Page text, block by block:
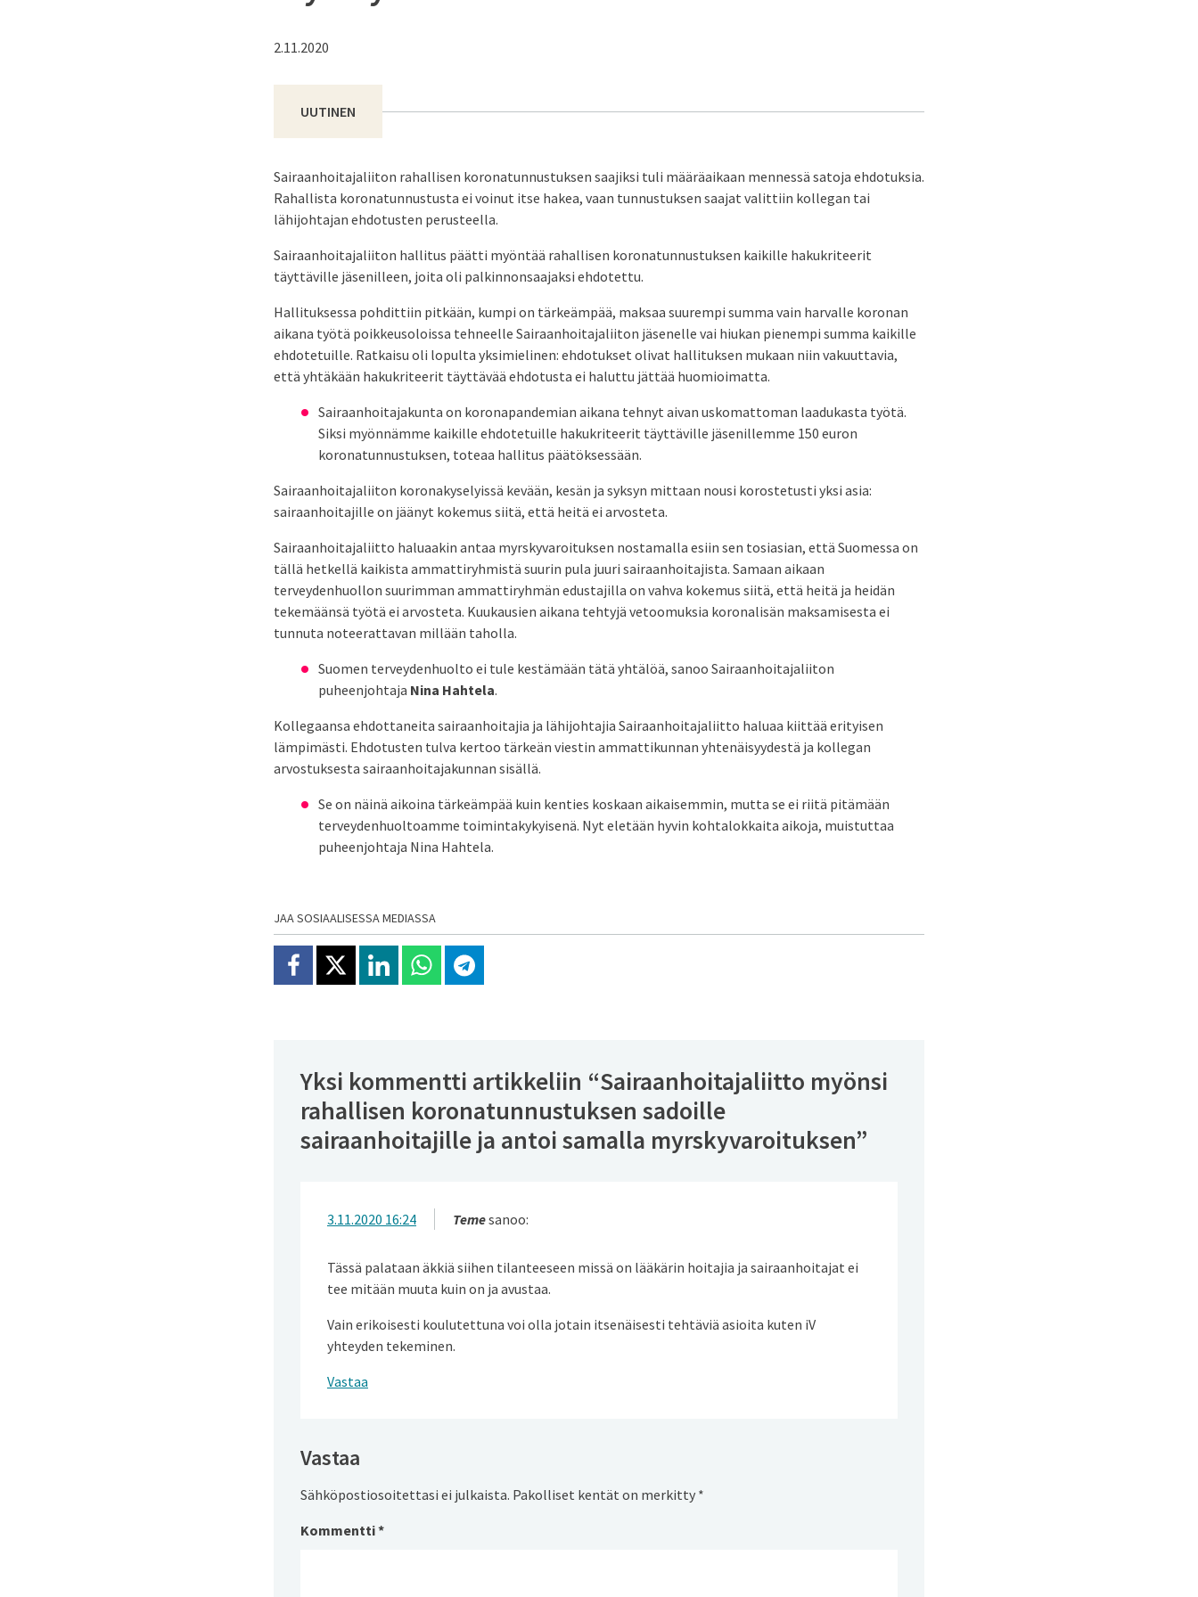
2.11.2020
UUTINEN
Sairaanhoitajaliiton rahallisen koronatunnustuksen saajiksi tuli määräaikaan mennessä satoja ehdotuksia.
Rahallista koronatunnustusta ei voinut itse hakea, vaan tunnustuksen saajat valittiin kollegan tai
lähijohtajan ehdotusten perusteella.
Sairaanhoitajaliiton hallitus päätti myöntää rahallisen koronatunnustuksen kaikille hakukriteerit
täyttäville jäsenilleen, joita oli palkinnonsaajaksi ehdotettu.
Hallituksessa pohdittiin pitkään, kumpi on tärkeämpää, maksaa suurempi summa vain harvalle koronan
aikana työtä poikkeusoloissa tehneelle Sairaanhoitajaliiton jäsenelle vai hiukan pienempi summa kaikille
ehdotetuille. Ratkaisu oli lopulta yksimielinen: ehdotukset olivat hallituksen mukaan niin vakuuttavia,
että yhtäkään hakukriteerit täyttävää ehdotusta ei haluttu jättää huomioimatta.
Sairaanhoitajakunta on koronapandemian aikana tehnyt aivan uskomattoman laadukasta työtä.
Siksi myönnämme kaikille ehdotetuille hakukriteerit täyttäville jäsenillemme 150 euron
koronatunnustuksen, toteaa hallitus päätöksessään.
Sairaanhoitajaliiton koronakyselyissä kevään, kesän ja syksyn mittaan nousi korostetusti yksi asia:
sairaanhoitajille on jäänyt kokemus siitä, että heitä ei arvosteta.
Sairaanhoitajaliitto haluaakin antaa myrskyvaroituksen nostamalla esiin sen tosiasian, että Suomessa on
tällä hetkellä kaikista ammattiryhmistä suurin pula juuri sairaanhoitajista. Samaan aikaan
terveydenhuollon suurimman ammattiryhmän edustajilla on vahva kokemus siitä, että heitä ja heidän
tekemäänsä työtä ei arvosteta. Kuukausien aikana tehtyjä vetoomuksia koronalisän maksamisesta ei
tunnuta noteerattavan millään taholla.
Suomen terveydenhuolto ei tule kestämään tätä yhtälöä, sanoo Sairaanhoitajaliiton
puheenjohtaja Nina Hahtela.
Kollegaansa ehdottaneita sairaanhoitajia ja lähijohtajia Sairaanhoitajaliitto haluaa kiittää erityisen
lämpimästi. Ehdotusten tulva kertoo tärkeän viestin ammattikunnan yhtenäisyydestä ja kollegan
arvostuksesta sairaanhoitajakunnan sisällä.
Se on näinä aikoina tärkeämpää kuin kenties koskaan aikaisemmin, mutta se ei riitä pitämään
terveydenhuoltoamme toimintakykyisenä. Nyt eletään hyvin kohtalokkaita aikoja, muistuttaa
puheenjohtaja Nina Hahtela.
JAA SOSIAALISESSA MEDIASSA
Jaa Facebookissa
Jaa X:ssäJaa Linkedinissä
Jaa Whatsappissa
Jaa Telegramissa
Yksi kommentti artikkeliin “Sairaanhoitajaliitto myönsi
rahallisen koronatunnustuksen sadoille
sairaanhoitajille ja antoi samalla myrskyvaroituksen”
Temesanoo:
3.11.2020 16:24
Tässä palataan äkkiä siihen tilanteeseen missä on lääkärin hoitajia ja sairaanhoitajat ei
tee mitään muuta kuin on ja avustaa.
Vain erikoisesti koulutettuna voi olla jotain itsenäisesti tehtäviä asioita kuten iV
yhteyden tekeminen.
Vastaa
Vastaa
Sähköpostiosoitettasi ei julkaista. Pakolliset kentät on merkitty *
Kommentti*